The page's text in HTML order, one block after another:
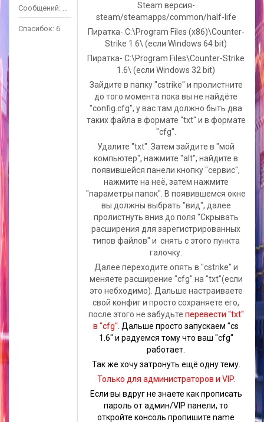
Сообщений: 25
Спасибок: 6
Steam версия-
steam/steamapps/common/half-life
Пиратка- C:\Program Files (x86)\Counter-
Strike 1.6\ (если Windows 64 bit)
Пиратка- C:\Program Files\Counter-Strike
1.6\ (если Windows 32 bit)
Зайдите в папку "cstrike" и пролистните
до того момента пока вы не найдёте
"config.cfg", у вас там должно быть два
таких файла в формате "txt" и в формате
"cfg".
Удалите "txt". Затем зайдите в "мой
компьютер", нажмите "alt", найдите в
появившейся панели кнопку "сервис",
нажмите на неё, затем нажмите
"параметры папок". В появившемся окне
вы должны выбрать "вид", далее
пролистнуть вниз до поля "Скрывать
расширения для зарегистрированных
типов файлов" и снять с этого пункта
галочку.
Далее переходите опять в "cstrike" и
меняете расширение "cfg" на "txt"(если
это небходимо). Дальше настраиваете
свой конфиг и просто сохраняете его,
после этого не забудьте перевести "txt"
в "cfg" . Дальше просто запускаем "cs
1.6" и радуемся тому что ваш "cfg"
работает.
Так же хочу затронуть ещё одну тему.
Только для администраторов и VIP.
Если вы вдруг не знаете как прописать
пароль от админ/VIP панели, то
откройте консоль пропишите name